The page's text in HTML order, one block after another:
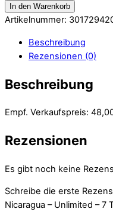
In den Warenkorb
Artikelnummer:
Beschreibung
Rezensionen (0)
Beschreibung
Empf. Verkaufspreis:
Rezensionen
Es gibt noch keine
Schreibe die erste
Nicaragua – Unlimited – 7